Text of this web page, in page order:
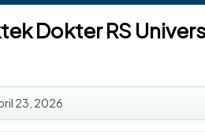
Dokter RS
23, 2026